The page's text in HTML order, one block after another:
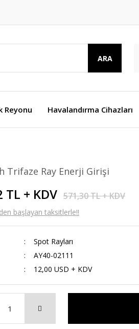
ARA
Reyonu Havalandırma Cihazları
Trifaze Ray Enerji Girişi
TL + KDV 571,30 TL + KDV
başlayan taksitlerle!!
Spot Rayları
AY40-02111
12,00 USD + KDV